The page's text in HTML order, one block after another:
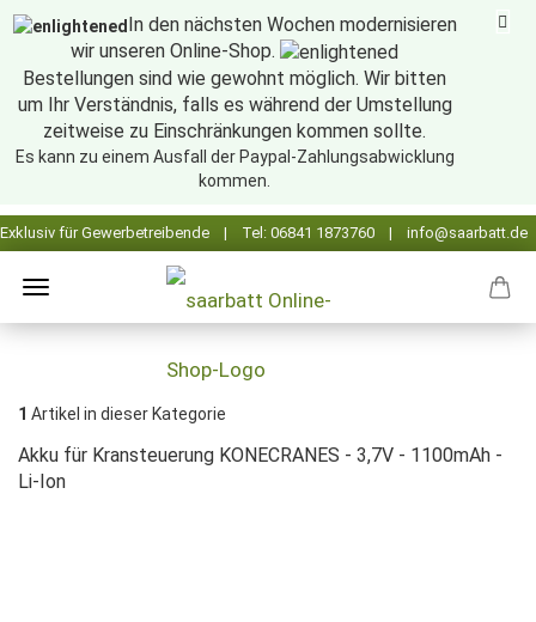
In den nächsten Wochen modernisieren
wir unseren Online-Shop.
Bestellungen sind wie gewohnt möglich. Wir bitten
um Ihr Verständnis, falls es während der Umstellung
zeitweise zu Einschränkungen kommen sollte.
Es kann zu einem Ausfall der Paypal-Zahlungsabwicklung
kommen.
1 Artikel in dieser Kategorie
Akku für Kransteuerung KONECRANES - 3,7V - 1100mAh -
Li-Ion